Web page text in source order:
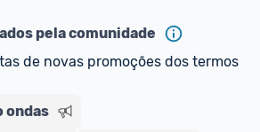
sempre pode contar ajuda da
tirar dúvidas ou acionar os
do Fale com o Promobit.
pela comunidade
de novas promoções dos termos
ondas